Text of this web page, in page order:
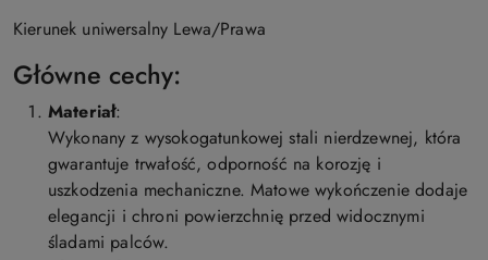
Kierunek uniwersalny Lewa/Prawa
Główne cechy:
Materiał:
Wykonany z wysokogatunkowej stali nierdzewnej, która
gwarantuje trwałość, odporność na korozję i
uszkodzenia mechaniczne. Matowe wykończenie dodaje
elegancji i chroni powierzchnię przed widocznymi
śladami palców.